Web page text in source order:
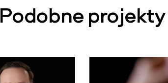
Podobne projekty